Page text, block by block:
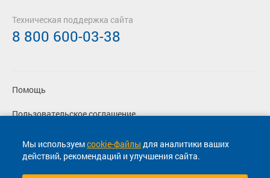
Мы используемcookie-файлы для аналитики ваших
действий, рекомендаций и улучшения сайта.
Помощь
Пользовательское соглашение
Политика конфиденциальности
Согласие на маркетинговые сообщения
Техническая поддержка сайта
8 800 600-03-38